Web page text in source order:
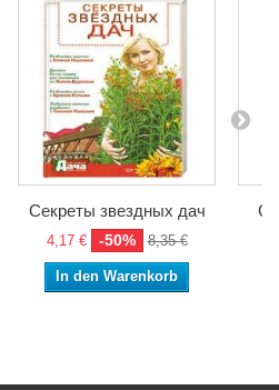
Секреты звездных дач
4,17 € -50% 8,35 €
In den Warenkorb